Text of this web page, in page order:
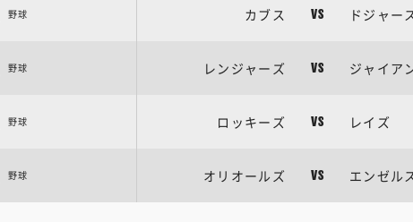
野球 カブス VS ドジャー
野球 レンジャーズ VS ジャイア
野球 ロッキーズ VS レイズ
野球 オリオールズ VS エンゼル